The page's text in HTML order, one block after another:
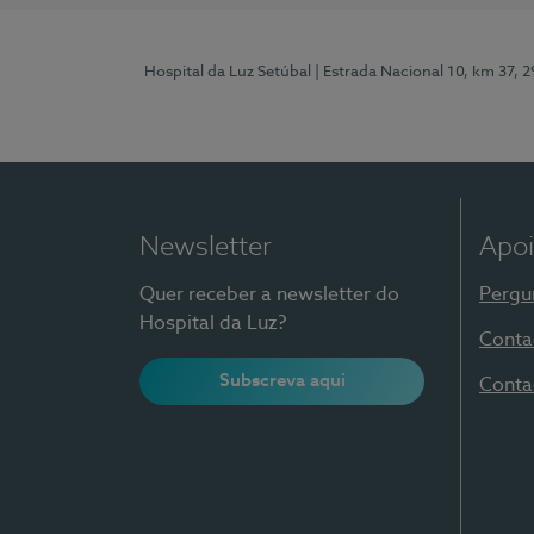
Hospital da Luz Setúbal | Estrada Nacional 10, km 37,
Newsletter
Quer receber a newsletter do
Hospital da Luz?
Subscreva aqui